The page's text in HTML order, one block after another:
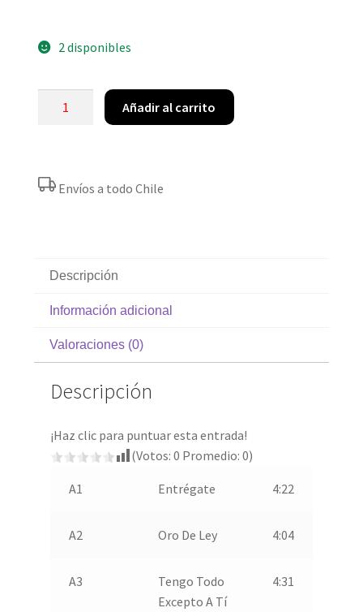
2 disponibles
Añadir al carrito
Envíos a todo Chile
Descripción
Información adicional
Valoraciones (0)
Descripción
¡Haz clic para puntuar esta entrada!
(Votos: 0 Promedio: 0)
A1 Entrégate 4:22
A2 Oro De Ley 4:04
A3
Tengo Todo
Excepto A Tí
4:31